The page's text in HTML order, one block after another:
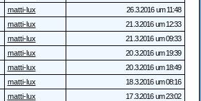
matti-lux
26.3.2016 um 11:48
matti-lux
21.3.2016 um 12:33
matti-lux
21.3.2016 um 09:33
matti-lux
20.3.2016 um 19:39
matti-lux
20.3.2016 um 18:49
matti-lux
18.3.2016 um 08:16
matti-lux
17.3.2016 um 23:02